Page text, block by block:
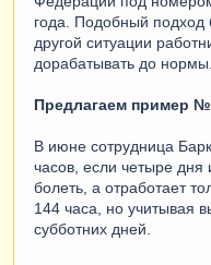
года. Подобный подход
другой ситуации
дорабатывать до нормы.
Предлагаем пример
В июне сотрудница
часов, если четыре дня
болеть, а отработает
144 часа, но учитывая
субботних дней.